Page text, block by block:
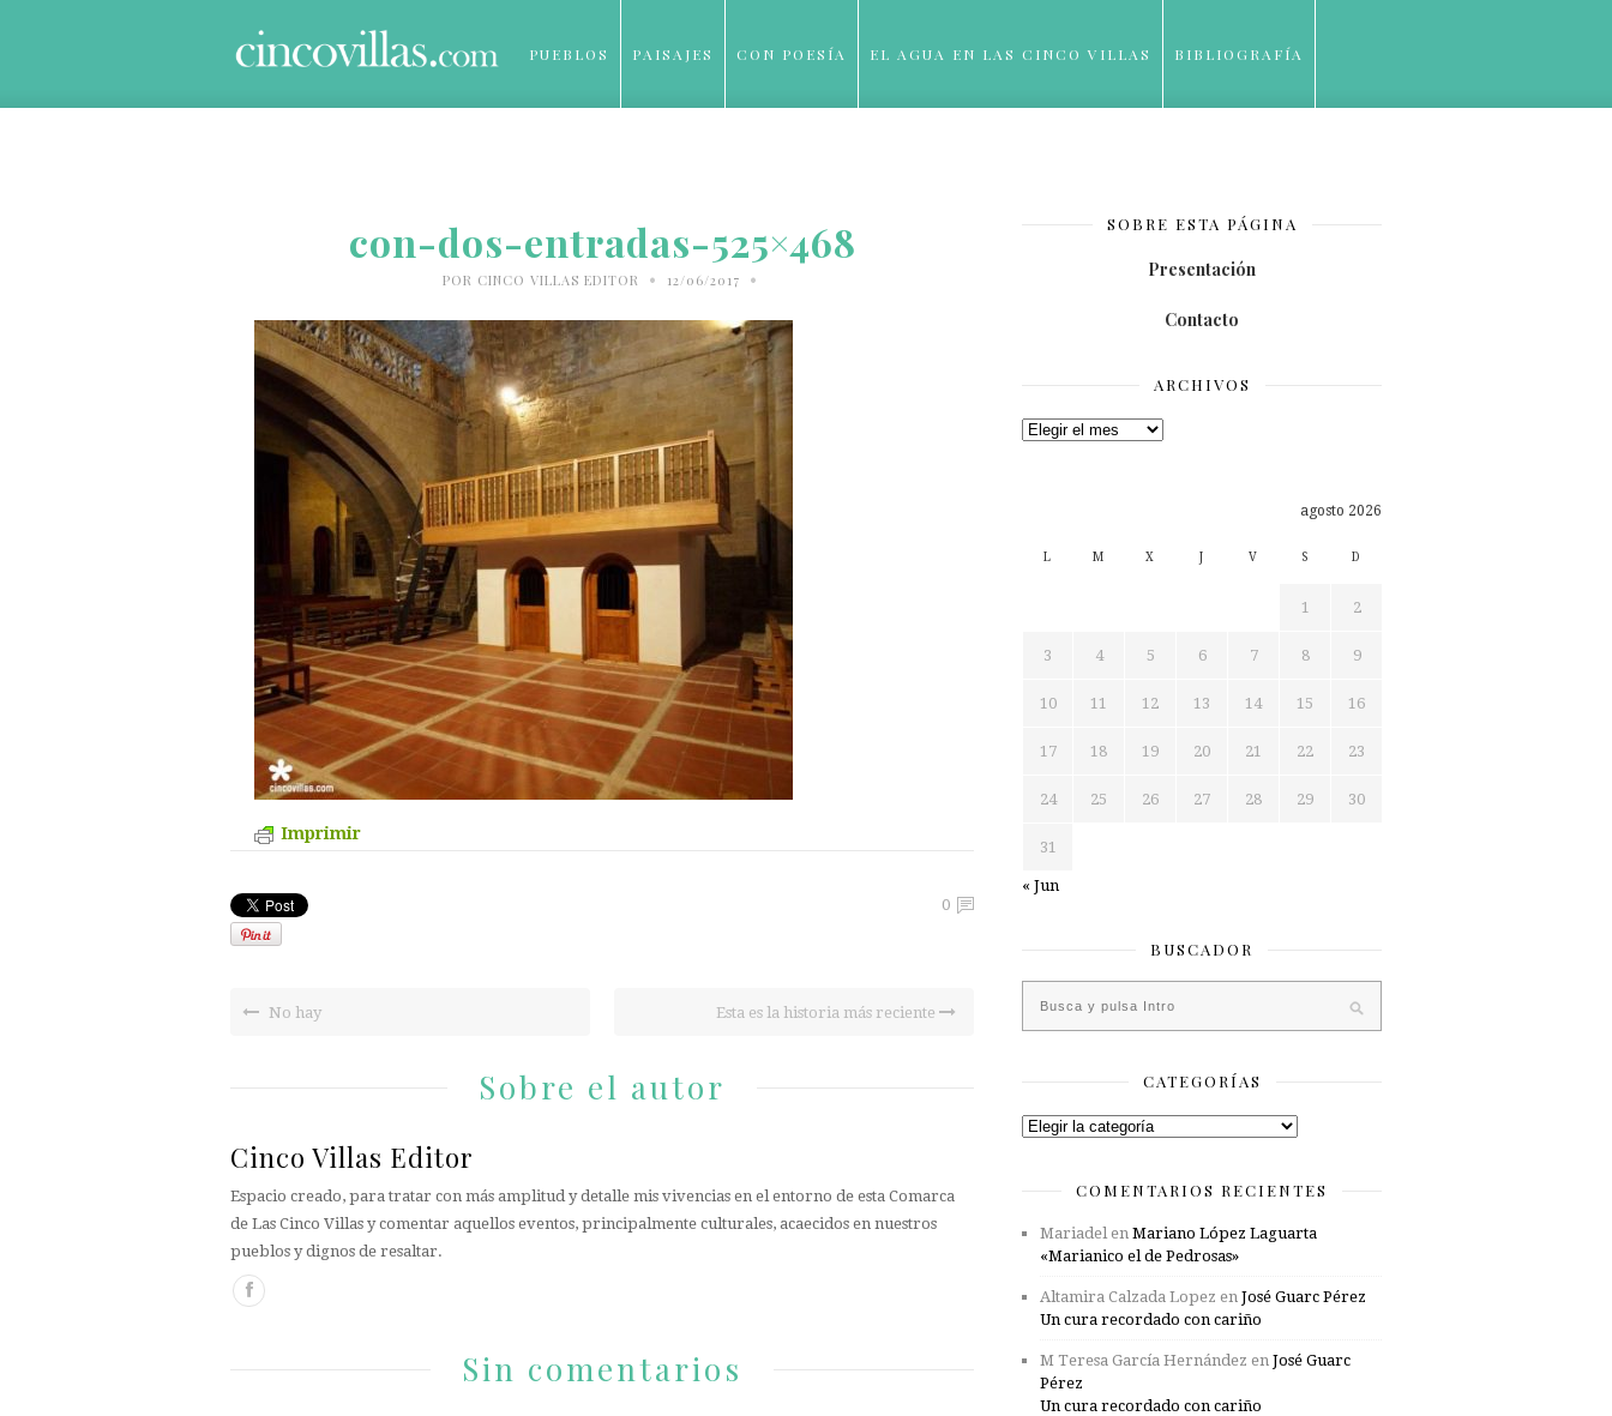
PUEBLOS PAISAJES CON POESÍA EL AGUA EN LAS CINCO VILLAS BIBLIOGRAFÍA
con-dos-entradas-525×468
POR CINCO VILLAS EDITOR • 12/06/2017 •
Imprimir
0
No hay Esta es la historia más reciente
Sobre el autor
Cinco Villas Editor
Espacio creado, para tratar con más amplitud y detalle mis vivencias en el entorno de esta Comarca
de Las Cinco Villas y comentar aquellos eventos, principalmente culturales, acaecidos en nuestros
pueblos y dignos de resaltar.
Sin comentarios
SOBRE ESTA PÁGINA
Presentación
Contacto
ARCHIVOS
Archivos
agosto 2026
L M X J V S D
1 2
3 4 5 6 7 8 9
10 11 12 13 14 15 16
17 18 19 20 21 22 23
24 25 26 27 28 29 30
31
« Jun
BUSCADOR
CATEGORÍAS
Categorías
COMENTARIOS RECIENTES
Mariadelen Mariano López Laguarta
«Marianico el de Pedrosas»
Altamira Calzada Lopez en José Guarc Pérez
Un cura recordado con cariño
M Teresa García Hernández en José Guarc
Pérez
Un cura recordado con cariño